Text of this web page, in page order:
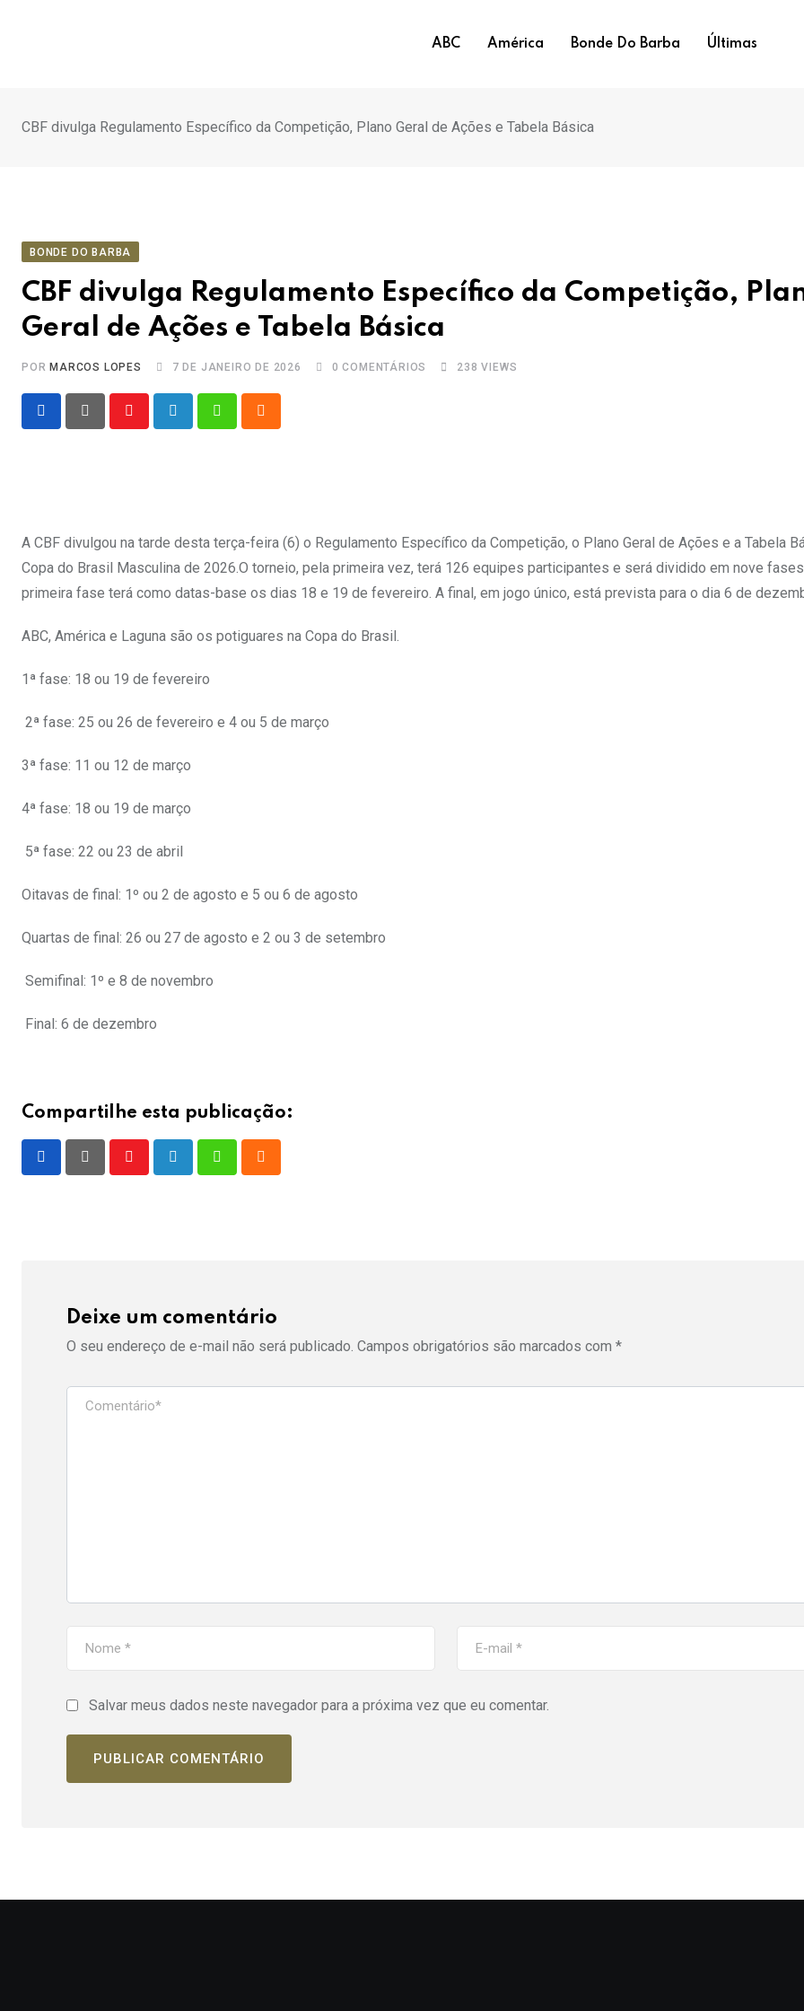
ABC América Bonde Do Barba Últimas
CBF divulga Regulamento Específico da Competição, Plano Geral de Ações e Tabela Básica
BONDE DO BARBA
CBF divulga Regulamento Específico da Competição,
Geral de Ações e Tabela Básica
POR MARCOS LOPES 7 DE JANEIRO DE 2026 0 COMENTÁRIOS 238 VIEWS
A CBF divulgou na tarde desta terça-feira (6) o Regulamento Específico da Competição, o Plano Geral de Ações e a Tabela
Copa do Brasil Masculina de 2026.O torneio, pela primeira vez, terá 126 equipes participantes e será dividido em nove
primeira fase terá como datas-base os dias 18 e 19 de fevereiro. A final, em jogo único, está prevista para o dia 6 de
ABC, América e Laguna são os potiguares na Copa do Brasil.
1ª fase: 18 ou 19 de fevereiro
2ª fase: 25 ou 26 de fevereiro e 4 ou 5 de março
3ª fase: 11 ou 12 de março
4ª fase: 18 ou 19 de março
5ª fase: 22 ou 23 de abril
Oitavas de final: 1º ou 2 de agosto e 5 ou 6 de agosto
Quartas de final: 26 ou 27 de agosto e 2 ou 3 de setembro
Semifinal: 1º e 8 de novembro
Final: 6 de dezembro
Compartilhe esta publicação:
Deixe um comentário
O seu endereço de e-mail não será publicado. Campos obrigatórios são marcados com *
Salvar meus dados neste navegador para a próxima vez que eu comentar.